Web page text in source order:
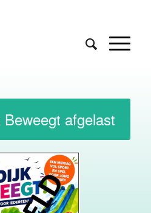
afgelast